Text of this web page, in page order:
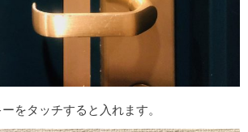
をタッチすると入れます。